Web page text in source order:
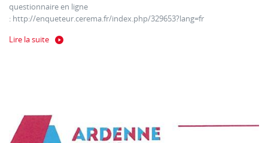
questionnaire en ligne
: http://enqueteur.cerema.fr/index.php/329653?lang=fr
Lire la suite